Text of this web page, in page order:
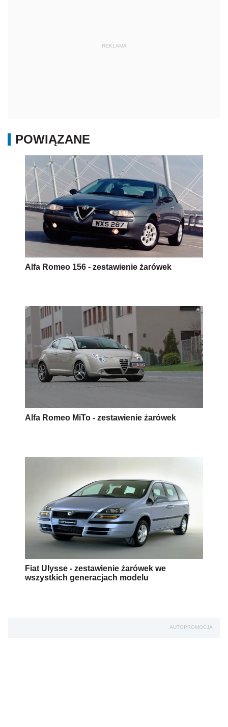
REKLAMA
POWIĄZANE
Alfa Romeo 156 - zestawienie żarówek
Alfa Romeo MiTo - zestawienie żarówek
Fiat Ulysse - zestawienie żarówek we
wszystkich generacjach modelu
AUTOPROMOCJA